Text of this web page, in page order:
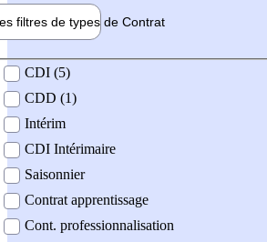
filtres de types de Contrat
contrat
CDI (5)
CDD (1)
Intérim
CDI Intérimaire
Saisonnier
Contrat apprentissage
Cont. professionnalisation